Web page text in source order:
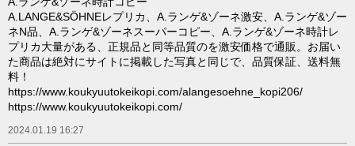
A.LANGE&SÖHNEレプリカ、A.ランゲ&ゾーネ激安、A.ランゲ&ゾー
ネN品、A.ランゲ&ゾーネスーパーコピー、A.ランゲ&ゾーネ時計レ
プリカ大量がある、正規品と同等品質のを激安価格で通販。お届い
た商品は絶対にサイトに掲載した写真と同じで、品質保証、送料無
料！
https://www.koukyuutokeikopi.com/alangesoehne_kopi206/
https://www.koukyuutokeikopi.com/
2024.01.19 16:27